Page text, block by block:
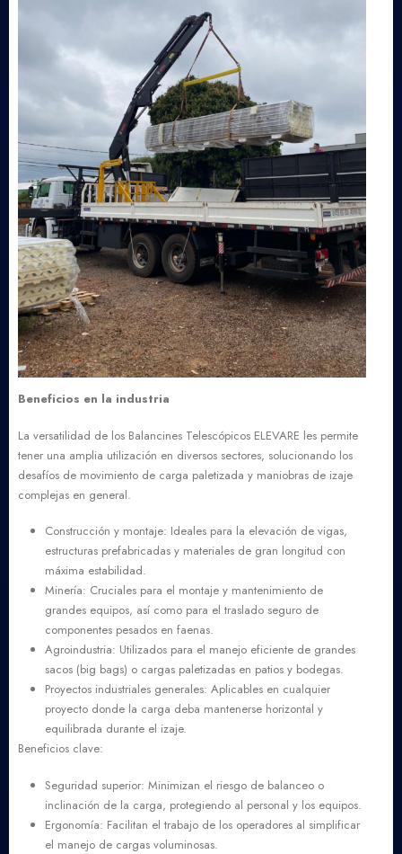
Beneficios en la industria
La versatilidad de los Balancines Telescópicos ELEVARE les permite
tener una amplia utilización en diversos sectores, solucionando los
desafíos de movimiento de carga paletizada y maniobras de izaje
complejas en general.
Construcción y montaje: Ideales para la elevación de vigas,
estructuras prefabricadas y materiales de gran longitud con
máxima estabilidad.
Minería: Cruciales para el montaje y mantenimiento de
grandes equipos, así como para el traslado seguro de
componentes pesados en faenas.
Agroindustria: Utilizados para el manejo eficiente de grandes
sacos (big bags) o cargas paletizadas en patios y bodegas.
Proyectos industriales generales: Aplicables en cualquier
proyecto donde la carga deba mantenerse horizontal y
equilibrada durante el izaje.
Beneficios clave:
Seguridad superior: Minimizan el riesgo de balanceo o
inclinación de la carga, protegiendo al personal y los equipos.
Ergonomía: Facilitan el trabajo de los operadores al simplificar
el manejo de cargas voluminosas.